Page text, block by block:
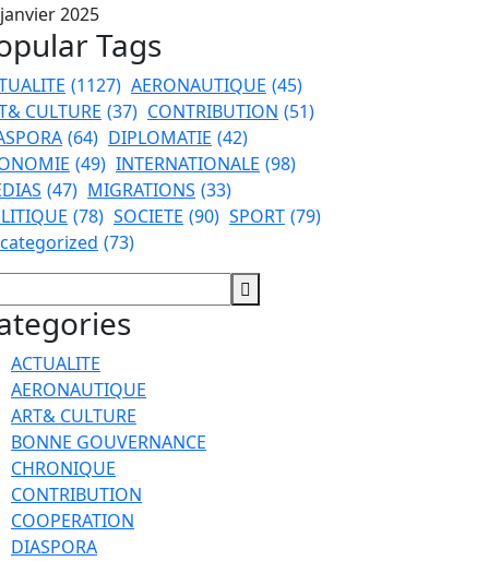
2025
Tags
(1127) AERONAUTIQUE (45)
CULTURE (37) CONTRIBUTION (51)
(64) DIPLOMATIE (42)
(49) INTERNATIONALE (98)
(47) MIGRATIONS (33)
(78) SOCIETE (90) SPORT (79)
(73)
ACTUALITE
AERONAUTIQUE
ART& CULTURE
BONNE GOUVERNANCE
CHRONIQUE
CONTRIBUTION
COOPERATION
DIASPORA